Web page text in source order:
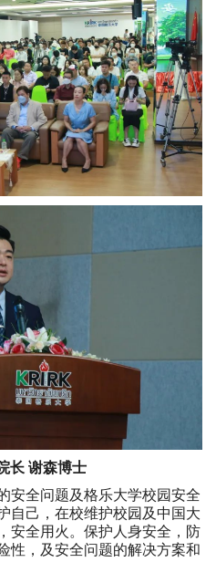
长 谢森博士
安全问题及格乐大学校园安全
自己，在校维护校园及中国大
安全用火。保护人身安全，防
性，及安全问题的解决方案和